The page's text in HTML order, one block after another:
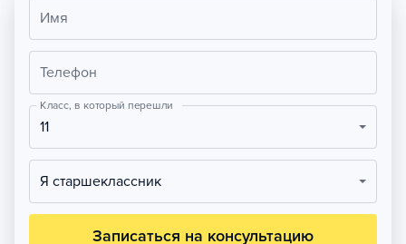
Имя
Телефон
Класс, в который перешли
11
Я старшеклассник
Записаться на консультацию